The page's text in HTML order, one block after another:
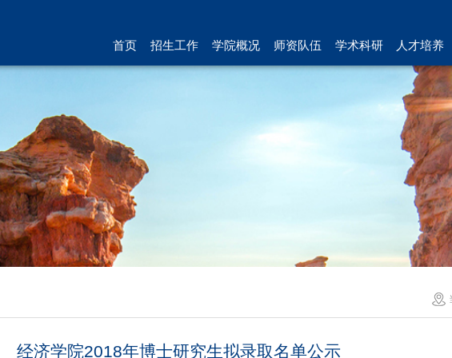
首页 招生工作 学院概况 师资队伍 学术科研 人才培养
经济学院2018年博士研究生拟录取名单公示